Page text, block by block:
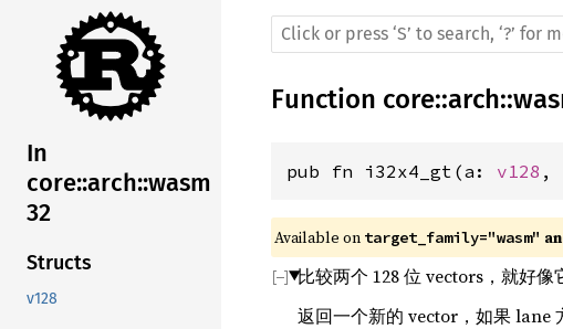
In
core::arch::wasm
32
Structs
v128
Function core::arch::
pub fn i32x4_gt(a: v128 ,
Available on target_family="wasm"
比较两个 128 位 vectors，就好像
返回一个新的 vector，如果 lane